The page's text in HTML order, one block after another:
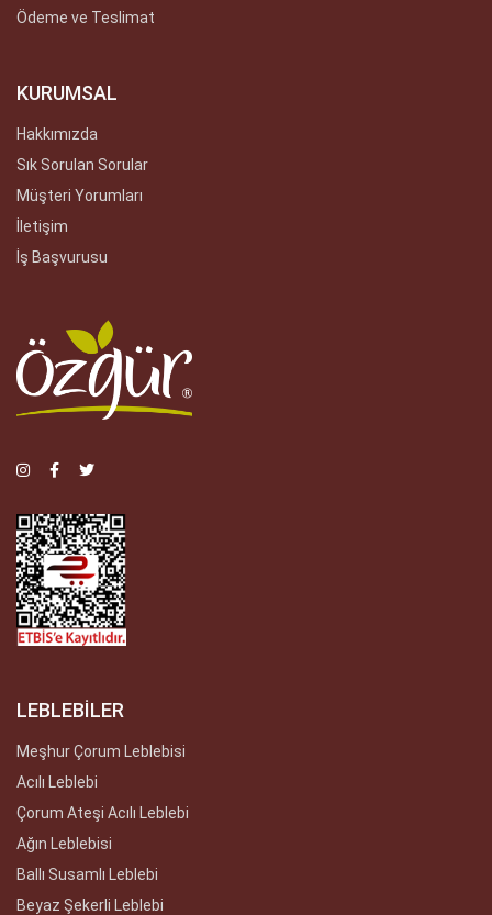
Ödeme ve Teslimat
KURUMSAL
Hakkımızda
Sık Sorulan Sorular
Müşteri Yorumları
İletişim
İş Başvurusu
LEBLEBİLER
Meşhur Çorum Leblebisi
Acılı Leblebi
Çorum Ateşi Acılı Leblebi
Ağın Leblebisi
Ballı Susamlı Leblebi
Beyaz Şekerli Leblebi